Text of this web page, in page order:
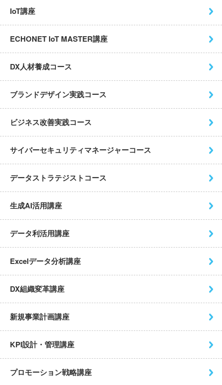
IoT講座
ECHONET IoT MASTER講座
DX人材養成コース
ブランドデザイン実践コース
ビジネス改善実践コース
サイバーセキュリティマネージャーコース
データストラテジストコース
生成AI活用講座
データ利活用講座
Excelデータ分析講座
DX組織変革講座
新規事業計画講座
KPI設計・管理講座
プロモーション戦略講座